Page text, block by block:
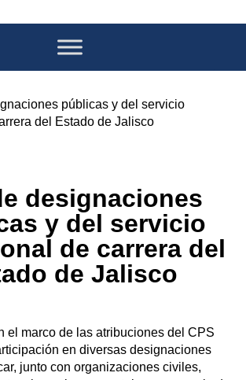
públicas y del servicio
del Estado de Jalisco
designaciones
y del servicio
de carrera del
de Jalisco
el marco de las atribuciones del CPS
en diversas designaciones
junto con organizaciones civiles,